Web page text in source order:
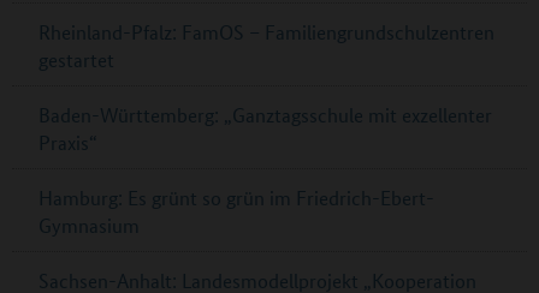
Rheinland-Pfalz: FamOS – Familiengrundschulzentren
gestartet
Baden-Württemberg: „Ganztagsschule mit exzellenter
Praxis“
Hamburg: Es grünt so grün im Friedrich-Ebert-
Gymnasium
Sachsen-Anhalt: Landesmodellprojekt „Kooperation